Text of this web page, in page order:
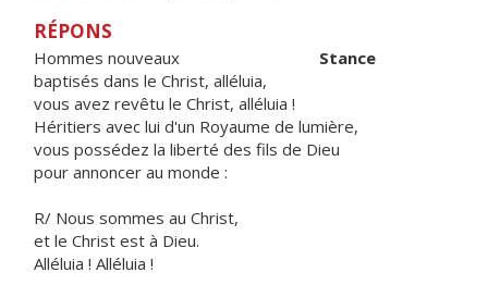
RÉPONS
Hommes nouveaux Stance
baptisés dans le Christ, alléluia,
vous avez revêtu le Christ, alléluia !
Héritiers avec lui d'un Royaume de lumière,
vous possédez la liberté des fils de Dieu
pour annoncer au monde :
R/ Nous sommes au Christ,
et le Christ est à Dieu.
Alléluia ! Alléluia !